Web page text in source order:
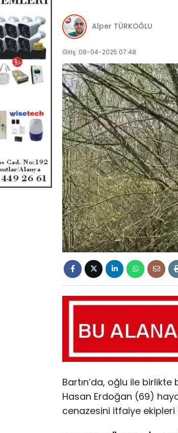
Alper TÜRKOĞLU
Giriş: 08-04-2025 07:48
Bartın’da, oğlu ile
Hasan Erdoğan (69)
cenazesini itfaiye ekipleri